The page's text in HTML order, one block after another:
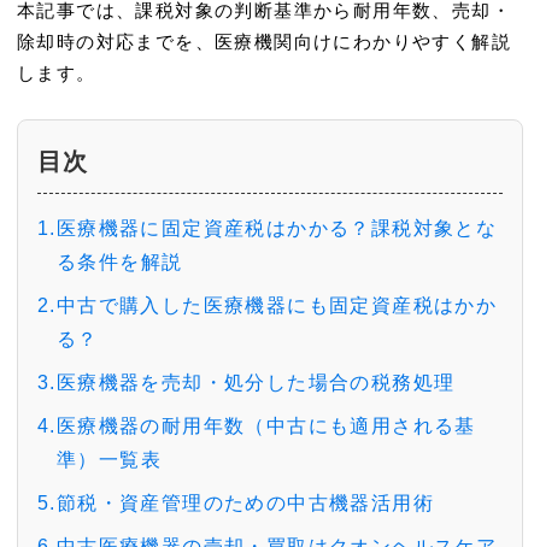
本記事では、課税対象の判断基準から耐用年数、売却・
除却時の対応までを、医療機関向けにわかりやすく解説
します。
目次
1.医療機器に固定資産税はかかる？課税対象とな
る条件を解説
2.中古で購入した医療機器にも固定資産税はかか
る？
3.医療機器を売却・処分した場合の税務処理
4.医療機器の耐用年数（中古にも適用される基
準）一覧表
5.節税・資産管理のための中古機器活用術